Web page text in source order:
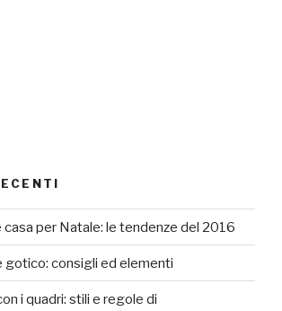
per Natale: le tendenze del 2016
gotico: consigli ed elementi
i quadri: stili e regole di